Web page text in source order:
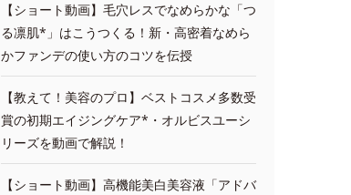
【ショート動画】毛穴レスでなめらかな「つ
る凛肌*」はこうつくる！新・高密着なめら
かファンデの使い方のコツを伝授
【教えて！美容のプロ】ベストコスメ多数受
賞の初期エイジングケア*・オルビスユーシ
リーズを動画で解説！
【ショート動画】高機能美白美容液「アドバ